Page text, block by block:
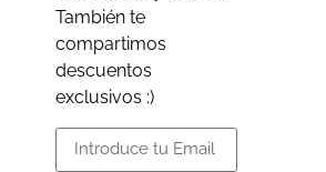
También te
compartimos
descuentos
exclusivos :)